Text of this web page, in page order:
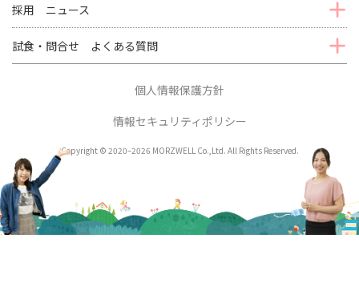
採用 ニュース
試食・問合せ よくある質問
個人情報保護方針
情報セキュリティポリシー
Copyright © 2020–2026 MORZWELL Co.,Ltd. All Rights Reserved.